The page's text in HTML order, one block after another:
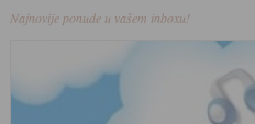
Najnovije ponude u vašem inboxu!